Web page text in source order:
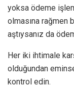
yoksa ödeme
olmasına rağmen
aştıysanız da
Her iki ihtimale
olduğundan
kontrol edin.